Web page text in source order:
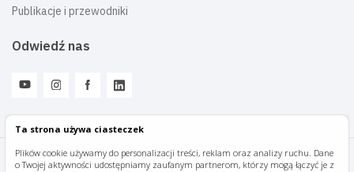
Ta strona używa ciasteczek
Plików cookie używamy do personalizacji treści, reklam oraz analizy ruchu. Dane
o Twojej aktywności udostępniamy zaufanym partnerom, którzy mogą łączyć je z
Publikacje i przewodniki
Odwiedź nas
Mazury Travel © 2026